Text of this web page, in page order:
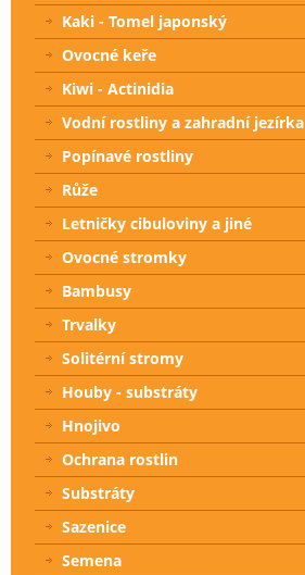
Kaki - Tomel japonský
Ovocné keře
Kiwi - Actinidia
Vodní rostliny a zahradní jezírka
Popínavé rostliny
Růže
Letničky cibuloviny a jiné
Ovocné stromky
Bambusy
Trvalky
Solitérní stromy
Houby - substráty
Hnojivo
Ochrana rostlin
Substráty
Sazenice
Semena